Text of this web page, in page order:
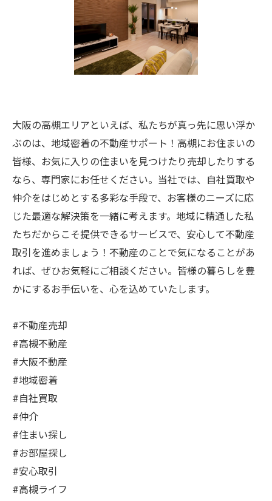
大阪の高槻エリアといえば、私たちが真っ先に思い浮か
ぶのは、地域密着の不動産サポート！高槻にお住まいの
皆様、お気に入りの住まいを見つけたり売却したりする
なら、専門家にお任せください。当社では、自社買取や
仲介をはじめとする多彩な手段で、お客様のニーズに応
じた最適な解決策を一緒に考えます。地域に精通した私
たちだからこそ提供できるサービスで、安心して不動産
取引を進めましょう！不動産のことで気になることがあ
れば、ぜひお気軽にご相談ください。皆様の暮らしを豊
かにするお手伝いを、心を込めていたします。
#不動産売却
#高槻不動産
#大阪不動産
#地域密着
#自社買取
#仲介
#住まい探し
#お部屋探し
#安心取引
#高槻ライフ